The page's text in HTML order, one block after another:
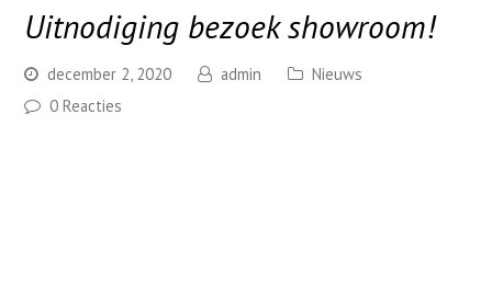
Uitnodiging bezoek showroom!
december 2, 2020 admin
Nieuws
0 Reacties